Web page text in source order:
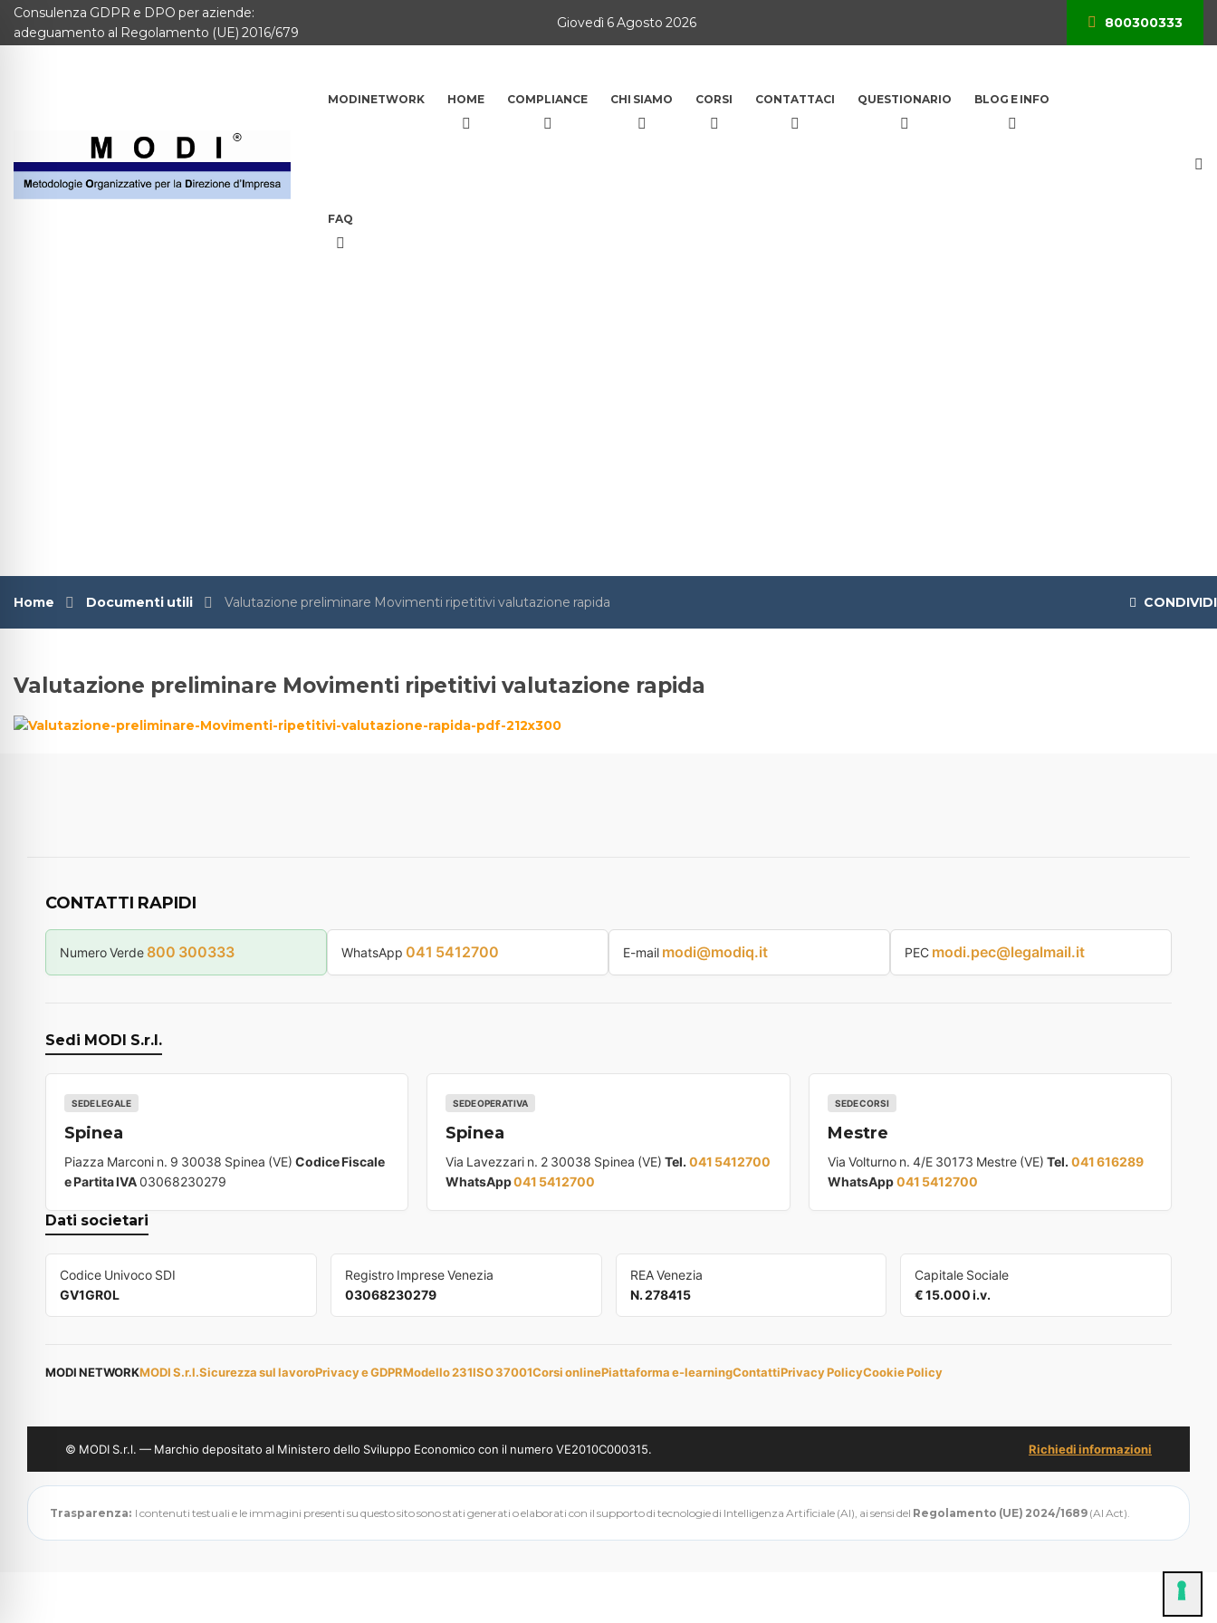
MODINETWORK
Chi Siamo
Corsi
Consulenza GDPR e DPO per aziende:
adeguamento al Regolamento (UE) 2016/679
Giovedì 6 Agosto 2026 800300333
MODINETWORK HOME COMPLIANCE CHI SIAMO CORSI CONTATTACI QUESTIONARIO BLOG E INFO
FAQ
Home Documenti utili Valutazione preliminare Movimenti ripetitivi valutazione rapida CONDIVIDI
Valutazione preliminare Movimenti ripetitivi valutazione rapida
CONTATTI RAPIDI
Numero Verde 800 300333 WhatsApp 041 5412700 E-mail modi@modiq.it PEC modi.pec@legalmail.it
Sedi MODI S.r.l.
SEDE LEGALE
Spinea
Piazza Marconi n. 9 30038 Spinea (VE) Codice Fiscale
e Partita IVA03068230279
SEDE OPERATIVA
Spinea
Via Lavezzari n. 2 30038 Spinea (VE)Tel. 041 5412700
WhatsApp041 5412700
SEDE CORSI
Mestre
Via Volturno n. 4/E 30173 Mestre (VE) Tel. 041 616289
WhatsApp041 5412700
Dati societari
Codice Univoco SDI
GV1GR0L
Registro Imprese Venezia
03068230279
REA Venezia
N. 278415
Capitale Sociale
€ 15.000 i.v.
MODI NETWORKMODI S.r.l.Sicurezza sul lavoroPrivacy e GDPRModello 231ISO 37001Corsi onlinePiattaforma e-learningContattiPrivacy PolicyCookie Policy
© MODI S.r.l. — Marchio depositato al Ministero dello Sviluppo Economico con il numero VE2010C000315. Richiedi informazioni
Trasparenza: I contenuti testuali e le immagini presenti su questo sito sono stati generati o elaborati con il supporto di tecnologie di Intelligenza Artificiale (AI), ai sensi del Regolamento (UE) 2024/1689 (AI Act).